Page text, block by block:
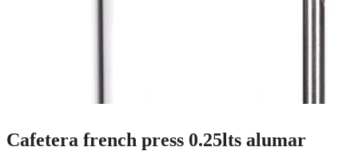
Cafetera french press 0.25lts alumar